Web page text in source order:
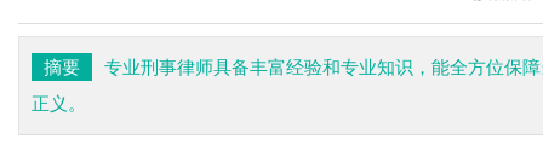
摘要
专业刑事律师具备丰富经验和专业知识，能全方位保
正义。